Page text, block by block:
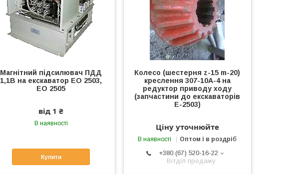
Магнітний підсилювач ПДД
1,1В на екскаватор ЕО 2503,
ЕО 2505
від 1 ₴
В наявності
Купити
Колесо (шестерня z-15 m-20)
креслення 307-10А-4 на
редуктор приводу ходу
(запчастини до екскаваторів
Е-2503)
Ціну уточнюйте
В наявності Оптом і в роздріб
+380 (67) 520-16-22
Вітділ продажу